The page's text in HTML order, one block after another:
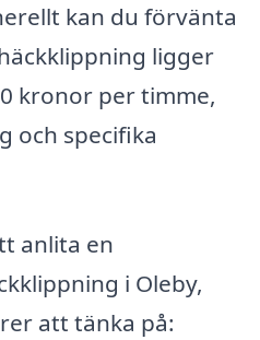
kan du förvänta
ligger
kronor per timme,
och specifika
anlita en
i Oleby,
att tänka på: